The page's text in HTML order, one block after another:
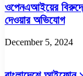
ওপেনএআইয়ের
দেওয়ার অভিযোগ
December 5, 2024